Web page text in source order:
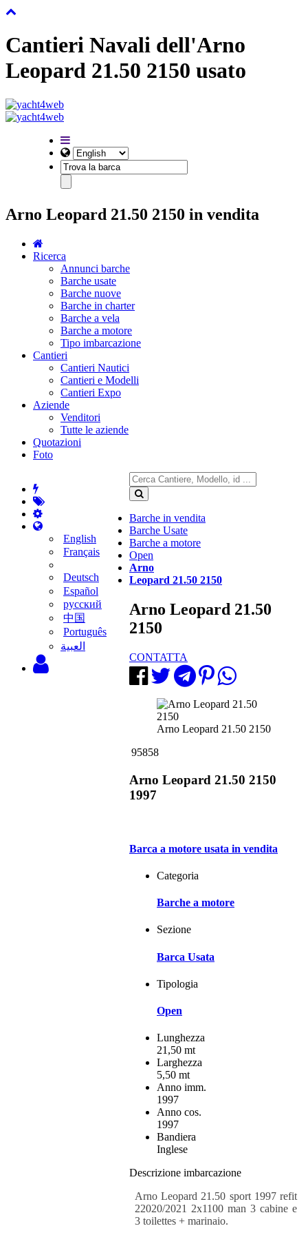
Cantieri Navali dell'Arno
Leopard 21.50 2150 usato
Arno Leopard 21.50 2150 in vendita
Ricerca
Annunci barche
Barche usate
Barche nuove
Barche in charter
Barche a vela
Barche a motore
Tipo imbarcazione
Cantieri
Cantieri Nautici
Cantieri e Modelli
Cantieri Expo
Aziende
Venditori
Tutte le aziende
Quotazioni
Foto
English
Français
Deutsch
Español
русский
中国
Português
‫العبية
Barche in vendita
Barche Usate
Barche a motore
Open
Arno
Leopard 21.50 2150
Arno Leopard 21.50
2150
CONTATTA
Arno Leopard 21.50 2150
95858
Arno Leopard 21.50 2150
1997
Barca a motore usata in vendita
Categoria
Barche a motore
Sezione
Barca Usata
Tipologia
Open
Lunghezza
21,50 mt
Larghezza
5,50 mt
Anno imm.
1997
Anno cos.
1997
Bandiera
Inglese
Descrizione imbarcazione
Arno Leopard 21.50 sport 1997 refit
22020/2021 2x1100 man 3 cabine e
3 toilettes + marinaio.